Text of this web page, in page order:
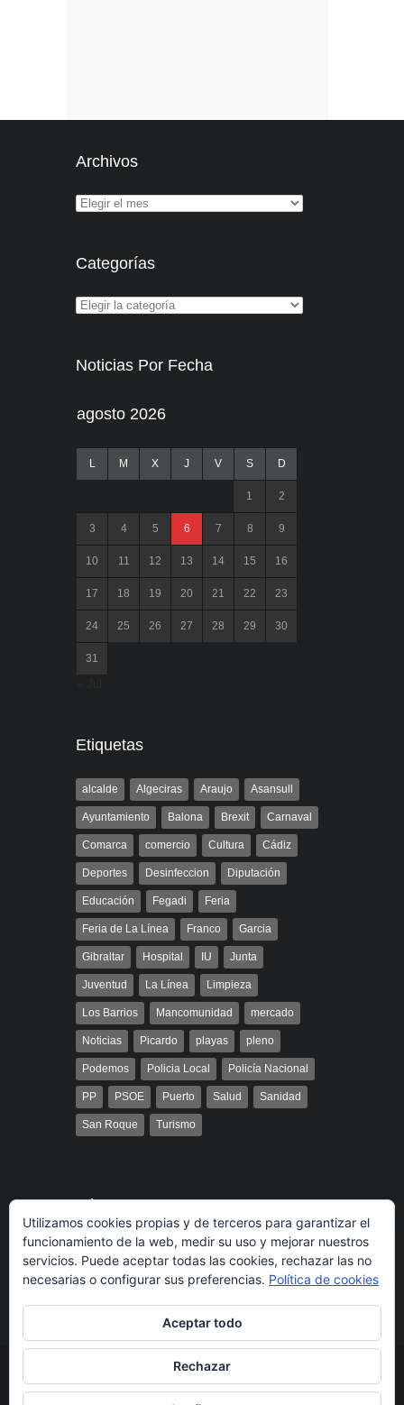
Archivos
Categorías
Noticias Por Fecha
agosto 2026
L M X J V S D
1 2
3 4 5 6 7 8 9
10 11 12 13 14 15 16
17 18 19 20 21 22 23
24 25 26 27 28 29 30
31
Etiquetas
alcalde Algeciras Araujo Asansull
Ayuntamiento Balona Brexit Carnaval
Comarca comercio Cultura Cádiz
Deportes Desinfeccion Diputación
Educación Fegadi Feria
Feria de La Línea Franco Garcia
Gibraltar Hospital IU Junta
Juventud La Línea Limpieza
Los Barrios Mancomunidad mercado
Noticias Picardo playas pleno
Podemos Policia Local Policía Nacional
PP PSOE Puerto Salud Sanidad
San Roque Turismo
Búsqueda
© 2014 Radio Bahía Gibraltar desarrollado por
Media&Web
Utilizamos cookies propias y de terceros para garantizar el
funcionamiento de la web, medir su uso y mejorar nuestros
servicios. Puede aceptar todas las cookies, rechazar las no
necesarias o configurar sus preferencias. Política de cookies
Aceptar todo
Rechazar